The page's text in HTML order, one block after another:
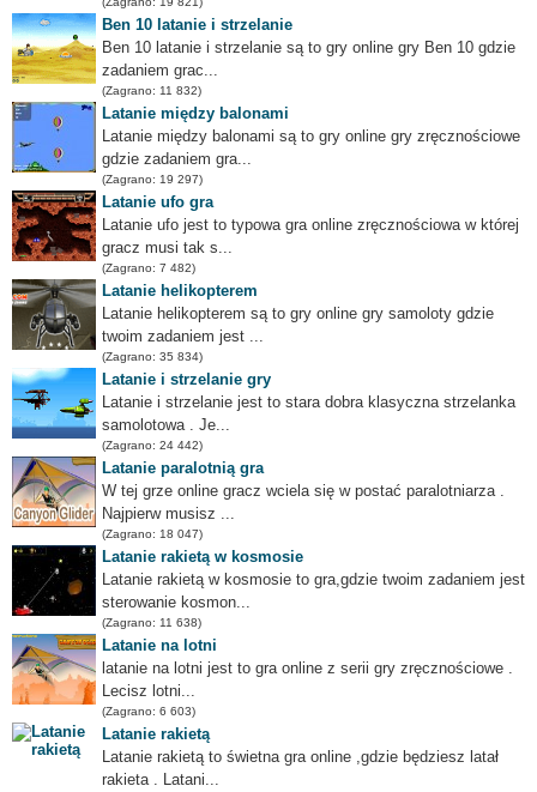
Ben 10 latanie i strzelanie
Ben 10 latanie i strzelanie są to gry online gry Ben 10 gdzie
zadaniem grac...
(Zagrano: 11 832)
Latanie między balonami
Latanie między balonami są to gry online gry zręcznościowe
gdzie zadaniem gra...
(Zagrano: 19 297)
Latanie ufo gra
Latanie ufo jest to typowa gra online zręcznościowa w której
gracz musi tak s...
(Zagrano: 7 482)
Latanie helikopterem
Latanie helikopterem są to gry online gry samoloty gdzie
twoim zadaniem jest ...
(Zagrano: 35 834)
Latanie i strzelanie gry
Latanie i strzelanie jest to stara dobra klasyczna strzelanka
samolotowa . Je...
(Zagrano: 24 442)
Latanie paralotnią gra
W tej grze online gracz wciela się w postać paralotniarza .
Najpierw musisz ...
(Zagrano: 18 047)
Latanie rakietą w kosmosie
Latanie rakietą w kosmosie to gra,gdzie twoim zadaniem jest
sterowanie kosmon...
(Zagrano: 11 638)
Latanie na lotni
latanie na lotni jest to gra online z serii gry zręcznościowe .
Lecisz lotni...
(Zagrano: 6 603)
Latanie rakietą
Latanie rakietą to świetna gra online ,gdzie będziesz latał
rakieta . Latani...